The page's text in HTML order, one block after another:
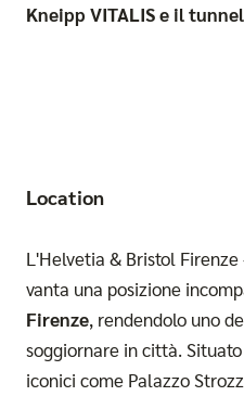
Kneipp VITALIS e il
Location
L'Helvetia & Bristol Firenze
vanta una posizione
Firenze, rendendolo uno
soggiornare in città.
iconici come Palazzo